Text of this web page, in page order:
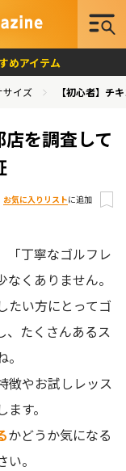
めアイテム
サイズ 【初心者】チ
店を調査して
お気に入りリストに追加
「丁寧なゴルフレ
くありません。
たい方にとってゴ
、たくさんあるス
徴やお試しレッス
す。
かどうか気になる
。